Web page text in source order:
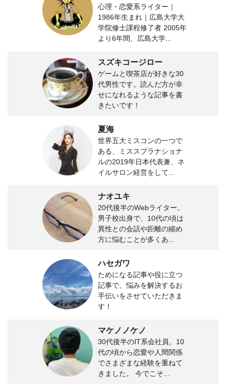
心理・恋愛系ライター｜
1986年生まれ｜広島大学大
学院修士課程修了者 2005年
より6年間、広島大学...
スズキコージロー
ゲームと喫茶店が好きな30
代男性です。読んだ方が幸
せになれるような記事を書
きたいです！
夏海
世界五大ミスコンの一つで
ある、ミススプラナショナ
ルの2019年日本代表兼、ネ
イルサロン経営をして...
ナオユキ
20代後半のWebライター。
男子校出身で、10代の頃は
異性との会話や距離の縮め
方に悩むことが多くあ...
ハセガワ
ためになる記事や役に立つ
記事で、悩みを解決するお
手伝いをさせていただきま
す！
マケノノケノ
30代後半のIT系会社員。10
代の頃から恋愛や人間関係
でさまざまな経験を重ねて
きました。 今でこそ...